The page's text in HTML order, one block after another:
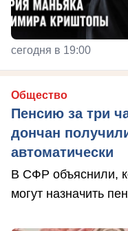
сегодня в 19:00
Общество
Пенсию за три
дончан
автоматически
В СФР объяснили,
могут назначить